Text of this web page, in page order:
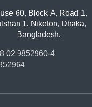
60, Block-A, Road-1,
1, Niketon, Dhaka,
Bangladesh.
02 9852960-4